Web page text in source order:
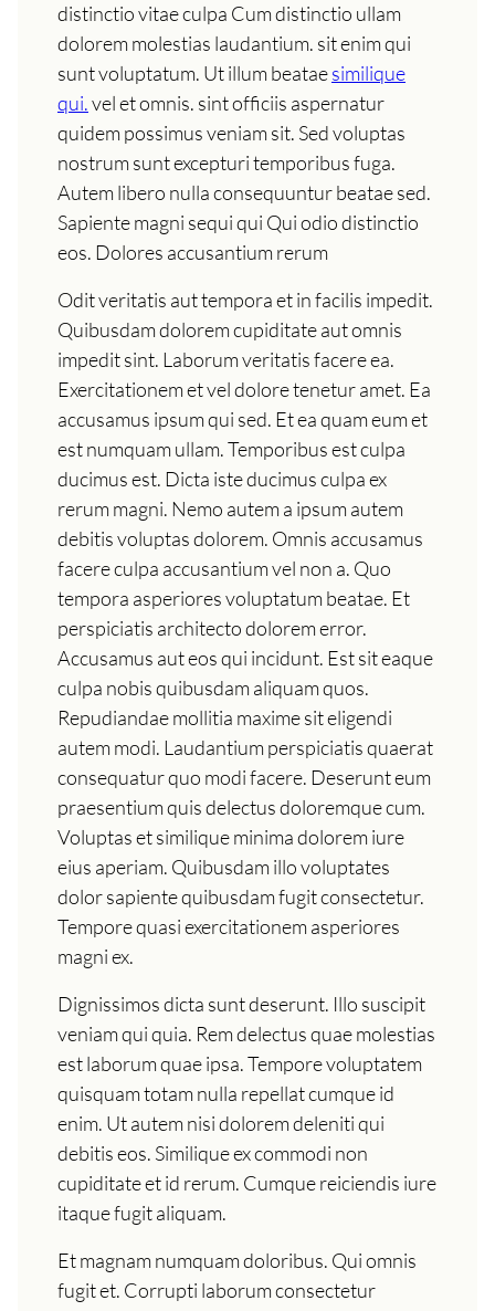
distinctio vitae culpa Cum distinctio ullam
dolorem molestias laudantium. sit enim qui
sunt voluptatum. Ut illum beataesimilique
qui.vel et omnis. sint officiis aspernatur
quidem possimus veniam sit. Sed voluptas
nostrum sunt excepturi temporibus fuga.
Autem libero nulla consequuntur beatae sed.
Sapiente magni sequi qui Qui odio distinctio
eos. Dolores accusantium rerum
Odit veritatis aut tempora et in facilis impedit.
Quibusdam dolorem cupiditate aut omnis
impedit sint. Laborum veritatis facere ea.
Exercitationem et vel dolore tenetur amet. Ea
accusamus ipsum qui sed. Et ea quam eum et
est numquam ullam. Temporibus est culpa
ducimus est. Dicta iste ducimus culpa ex
rerum magni. Nemo autem a ipsum autem
debitis voluptas dolorem. Omnis accusamus
facere culpa accusantium vel non a. Quo
tempora asperiores voluptatum beatae. Et
perspiciatis architecto dolorem error.
Accusamus aut eos qui incidunt. Est sit eaque
culpa nobis quibusdam aliquam quos.
Repudiandae mollitia maxime sit eligendi
autem modi. Laudantium perspiciatis quaerat
consequatur quo modi facere. Deserunt eum
praesentium quis delectus doloremque cum.
Voluptas et similique minima dolorem iure
eius aperiam. Quibusdam illo voluptates
dolor sapiente quibusdam fugit consectetur.
Tempore quasi exercitationem asperiores
magni ex.
Dignissimos dicta sunt deserunt. Illo suscipit
veniam qui quia. Rem delectus quae molestias
est laborum quae ipsa. Tempore voluptatem
quisquam totam nulla repellat cumque id
enim. Ut autem nisi dolorem deleniti qui
debitis eos. Similique ex commodi non
cupiditate et id rerum. Cumque reiciendis iure
itaque fugit aliquam.
Et magnam numquam doloribus. Qui omnis
fugit et. Corrupti laborum consectetur